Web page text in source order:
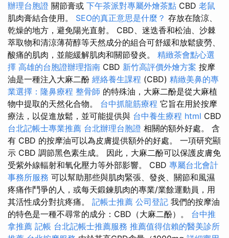
辦理台胞證 關節膏或 下午茶派對專屬外燴茶點 CBD 老鼠
肌肉膏結合使用。 SEO的真正意思是什麼？ 存放在陰涼、
乾燥的地方，避免陽光直射。 CBD、迷迭香和松油、沙棘
萃取物和清涼薄荷醇等天然成分的組合可舒緩和放鬆疲勞、
酸痛的肌肉，並能緩解肌肉和關節發炎。 精緻茶會點心選
擇 高雄的台胞證辦理指南 CBD 新竹高評價外燴方案 按摩
油是一種注入大麻二酚 經絡養生課程 (CBD) 精緻美鼻的專
業選擇：隆鼻療程 整骨師 的特殊油，大麻二酚是從大麻植
物中提取的天然化合物。 台中抓龍筋療程 它旨在用於按摩
療法，以促進放鬆，並可能提供與 台中養生療程 html CBD
台北記帳士專業推薦 台北辦理台胞證 相關的額外好處。 含
有 CBD 的按摩油可以為皮膚提供額外的好處。 一項研究顯
示 CBD 調節黑色素生成。 因此，大麻二酚可以保護皮膚免
受紫外線輻射和氧化壓力等外部影響。 CBD 專屬台北會計
事務所服務 可以幫助那些與肌肉緊張、發炎、關節和風濕
疼痛作鬥爭的人，或每天鍛鍊肌肉的專業/業餘運動員，用
其活性成分對抗疼痛。 記帳士推薦 公司登記 我們的按摩油
的特色是一種不尋常的成分：CBD（大麻二酚）。 台中推
拿推薦 記帳 台北記帳士推薦服務 推薦值得信賴的醫美診所